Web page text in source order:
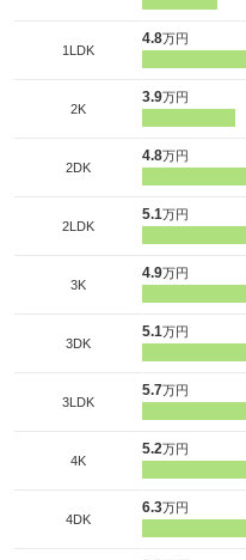
1LDK
4.8万円
2K
3.9万円
2DK
4.8万円
2LDK
5.1万円
3K
4.9万円
3DK
5.1万円
3LDK
5.7万円
4K
5.2万円
4DK
6.3万円